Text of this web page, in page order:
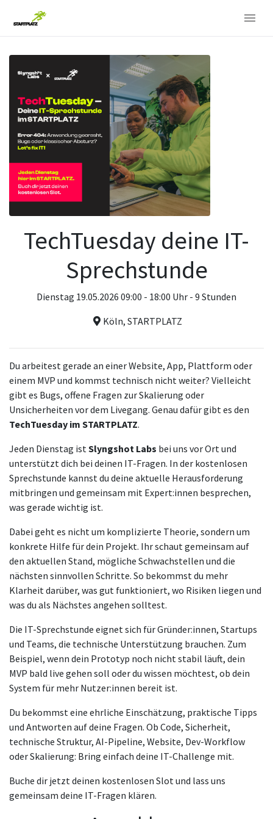
TechTuesday deine IT-
Sprechstunde
Dienstag 19.05.2026 09:00 - 18:00 Uhr - 9 Stunden
Köln, STARTPLATZ
Du arbeitest gerade an einer Website, App, Plattform oder
einem MVP und kommst technisch nicht weiter? Vielleicht
gibt es Bugs, offene Fragen zur Skalierung oder
Unsicherheiten vor dem Livegang. Genau dafür gibt es den
TechTuesday im STARTPLATZ.
Jeden Dienstag istSlyngshot Labs bei uns vor Ort und
unterstützt dich bei deinen IT-Fragen. In der kostenlosen
Sprechstunde kannst du deine aktuelle Herausforderung
mitbringen und gemeinsam mit Expert:innen besprechen,
was gerade wichtig ist.
Dabei geht es nicht um komplizierte Theorie, sondern um
konkrete Hilfe für dein Projekt. Ihr schaut gemeinsam auf
den aktuellen Stand, mögliche Schwachstellen und die
nächsten sinnvollen Schritte. So bekommst du mehr
Klarheit darüber, was gut funktioniert, wo Risiken liegen und
was du als Nächstes angehen solltest.
Die IT-Sprechstunde eignet sich für Gründer:innen, Startups
und Teams, die technische Unterstützung brauchen. Zum
Beispiel, wenn dein Prototyp noch nicht stabil läuft, dein
MVP bald live gehen soll oder du wissen möchtest, ob dein
System für mehr Nutzer:innen bereit ist.
Du bekommst eine ehrliche Einschätzung, praktische Tipps
und Antworten auf deine Fragen. Ob Code, Sicherheit,
technische Struktur, AI-Pipeline, Website, Dev-Workflow
oder Skalierung: Bring einfach deine IT-Challenge mit.
Buche dir jetzt deinen kostenlosen Slot und lass uns
gemeinsam deine IT-Fragen klären.